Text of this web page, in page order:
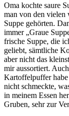
Oma kochte saure
man von den vielen
Suppe gehörten.
immer Graue
frische Suppe, die
geliebt, sämtliche
aber nicht das
mir aussortiert.
Kartoffelpuffer habe
nicht schmeckte,
in meinem Essen
Gruben, sehr zur